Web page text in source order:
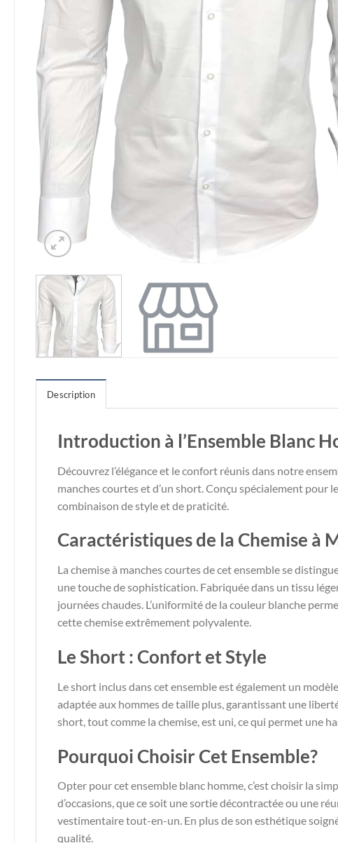
Description
Introduction à l’Ensemble Blanc
Découvrez l’élégance et le confort réunis dans notre
manches courtes et d’un short. Conçu spécialement pour
combinaison de style et de praticité.
Caractéristiques de la Chemise à
La chemise à manches courtes de cet ensemble se
une touche de sophistication. Fabriquée dans un tissu
journées chaudes. L’uniformité de la couleur blanche
cette chemise extrêmement polyvalente.
Le Short : Confort et Style
Le short inclus dans cet ensemble est également un
adaptée aux hommes de taille plus, garantissant une
short, tout comme la chemise, est uni, ce qui permet une
Pourquoi Choisir Cet Ensemble?
Opter pour cet ensemble blanc homme, c’est choisir la
d’occasions, que ce soit une sortie décontractée ou une
vestimentaire tout-en-un. En plus de son esthétique
qualité.